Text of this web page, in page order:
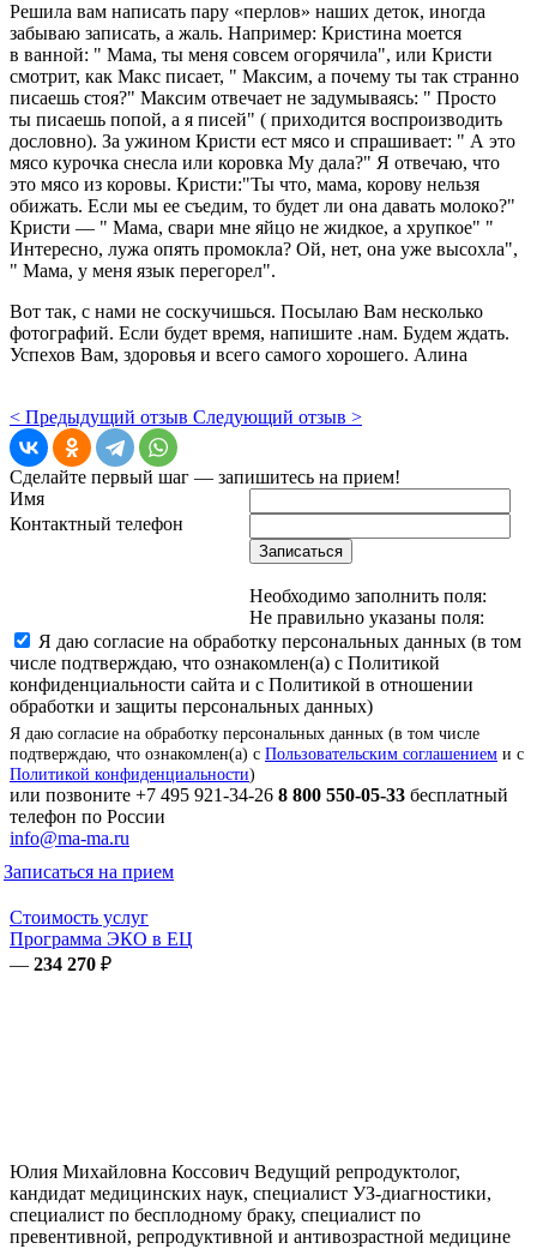
Решила вам написать пару «перлов» наших деток, иногда
забываю записать, а жаль. Например: Кристина моется
в ванной: " Мама, ты меня совсем огорячила", или Кристи
смотрит, как Макс писает, " Максим, а почему ты так странно
писаешь стоя?" Максим отвечает не задумываясь: " Просто
ты писаешь попой, а я писей" ( приходится воспроизводить
дословно). За ужином Кристи ест мясо и спрашивает: " А это
мясо курочка снесла или коровка Му дала?" Я отвечаю, что
это мясо из коровы. Кристи:"Ты что, мама, корову нельзя
обижать. Если мы ее съедим, то будет ли она давать молоко?"
Кристи — " Мама, свари мне яйцо не жидкое, а хрупкое" "
Интересно, лужа опять промокла? Ой, нет, она уже высохла",
" Мама, у меня язык перегорел".
Вот так, с нами не соскучишься. Посылаю Вам несколько
фотографий. Если будет время, напишите .нам. Будем ждать.
Успехов Вам, здоровья и всего самого хорошего. Алина
< Предыдущий отзыв Следующий отзыв >
Сделайте первый шаг — запишитесь на прием!
Имя
Контактный телефон
Записаться
Необходимо заполнить поля:
Не правильно указаны поля:
Я даю согласие на обработку персональных данных (в том
числе подтверждаю, что ознакомлен(а) с Политикой
конфиденциальности сайта и с Политикой в отношении
обработки и защиты персональных данных)
Я даю согласие на обработку персональных данных (в том числе
подтверждаю, что ознакомлен(а) с Пользовательским соглашением и с
Политикой конфиденциальности)
или позвоните +7 495 921-34-26 8 800 550-05-33 бесплатный
телефон по России
info@ma-ma.ru
Записаться на прием
Стоимость услуг
Программа ЭКО в ЕЦ
— 234 270 ₽
Юлия Михайловна Коссович Ведущий репродуктолог,
кандидат медицинских наук, специалист УЗ-диагностики,
специалист по бесплодному браку, специалист по
превентивной, репродуктивной и антивозрастной медицине